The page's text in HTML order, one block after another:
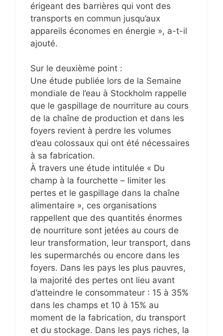
érigeant des barrières qui vont des
transports en commun jusqu’aux
appareils économes en énergie », a-t-il
ajouté.
Sur le deuxième point :
Une étude publiée lors de la Semaine
mondiale de l’eau à Stockholm rappelle
que le gaspillage de nourriture au cours
de la chaîne de production et dans les
foyers revient à perdre les volumes
d’eau colossaux qui ont été nécessaires
à sa fabrication.
À travers une étude intitulée « Du
champ à la fourchette – limiter les
pertes et le gaspillage dans la chaîne
alimentaire », ces organisations
rappellent que des quantités énormes
de nourriture sont jetées au cours de
leur transformation, leur transport, dans
les supermarchés ou encore dans les
foyers. Dans les pays les plus pauvres,
la majorité des pertes ont lieu avant
d’atteindre le consommateur : 15 à 35%
dans les champs et 10 à 15% au
moment de la fabrication, du transport
et du stockage. Dans les pays riches, la